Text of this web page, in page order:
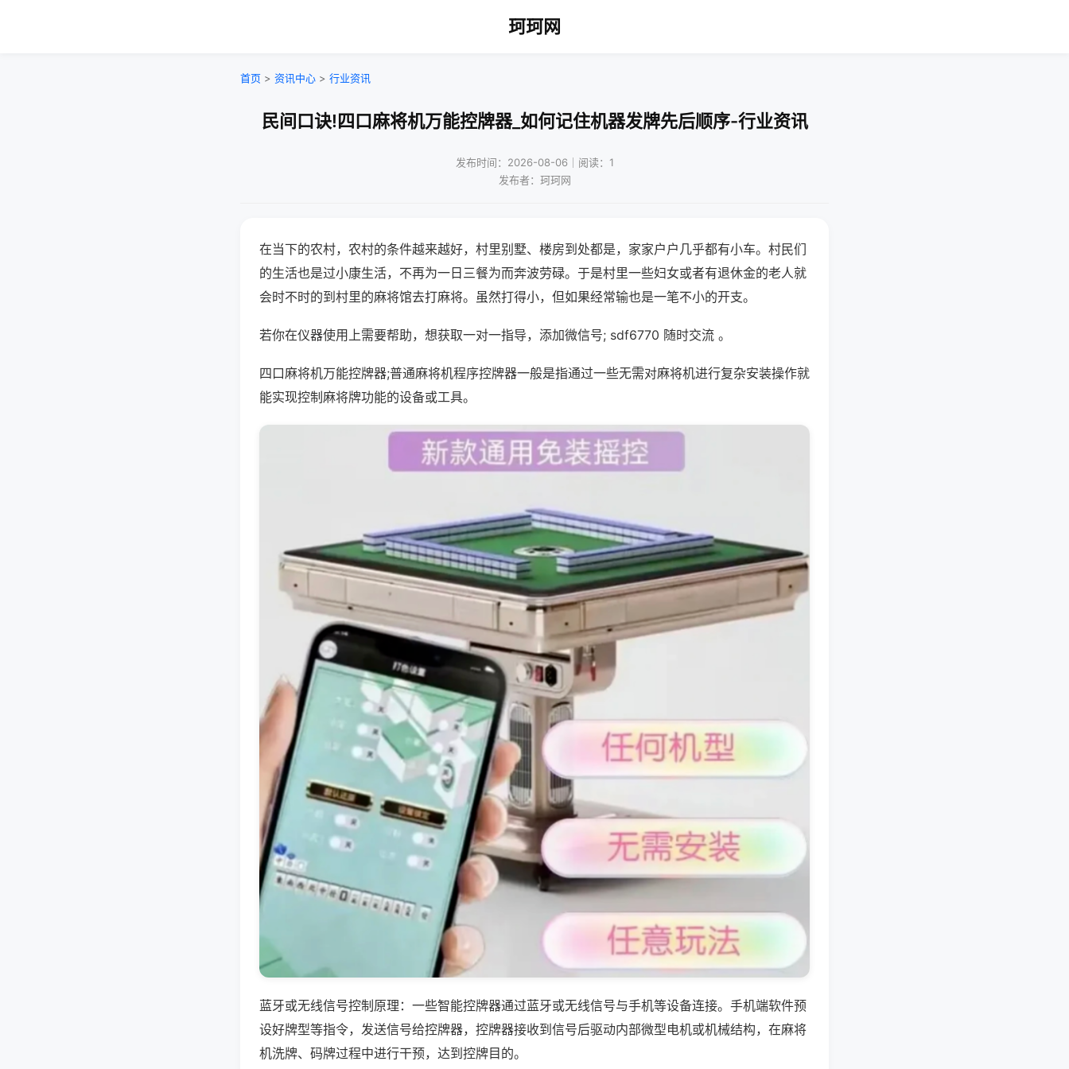
珂珂网
首页 > 资讯中心 > 行业资讯
民间口诀!四口麻将机万能控牌器_如何记住机器发牌先后顺序-行业资讯
发布时间：2026-08-06｜阅读：1
发布者：珂珂网
在当下的农村，农村的条件越来越好，村里别墅、楼房到处都是，家家户户几乎都有小车。村民们
的生活也是过小康生活，不再为一日三餐为而奔波劳碌。于是村里一些妇女或者有退休金的老人就
会时不时的到村里的麻将馆去打麻将。虽然打得小，但如果经常输也是一笔不小的开支。
若你在仪器使用上需要帮助，想获取一对一指导，添加微信号; sdf6770 随时交流 。
四口麻将机万能控牌器;普通麻将机程序控牌器一般是指通过一些无需对麻将机进行复杂安装操作就
能实现控制麻将牌功能的设备或工具。
蓝牙或无线信号控制原理：一些智能控牌器通过蓝牙或无线信号与手机等设备连接。手机端软件预
设好牌型等指令，发送信号给控牌器，控牌器接收到信号后驱动内部微型电机或机械结构，在麻将
机洗牌、码牌过程中进行干预，达到控牌目的。